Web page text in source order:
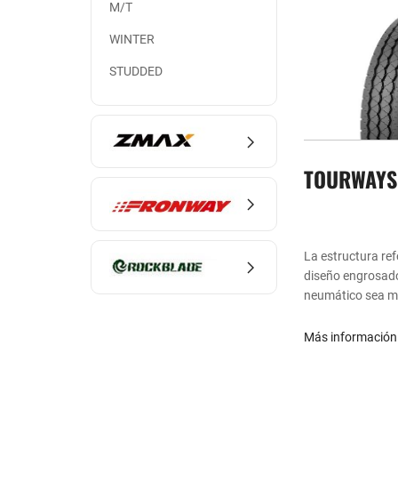
M/T
WINTER
STUDDED
La estructura
diseño
neumático sea
Más